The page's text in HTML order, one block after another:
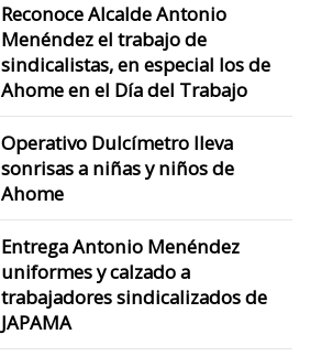
Reconoce Alcalde Antonio
Menéndez el trabajo de
sindicalistas, en especial los de
Ahome en el Día del Trabajo
Operativo Dulcímetro lleva
sonrisas a niñas y niños de
Ahome
Entrega Antonio Menéndez
uniformes y calzado a
trabajadores sindicalizados de
JAPAMA